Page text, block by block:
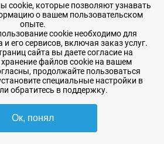
в избранное
1200V HUAJING
Huajing Rectifier Co., Ltd., China
наименование:HFGM450A 1200V
M3208024
+ В корзину
cookie, которые позволяют узнавать
о вашем пользовательском
опыте.
cookie необходимо для
его сервисов, включая заказ услуг.
сайта вы даете согласие на
файлов cookie на вашем
продолжайте пользоваться
специальные настройки в
обратитесь в поддержку.
Ок, понял